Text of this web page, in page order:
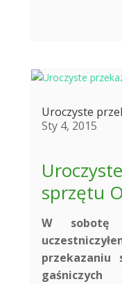
Uroczyste
Sty 4, 2015
sprzętu
W
przekazaniu